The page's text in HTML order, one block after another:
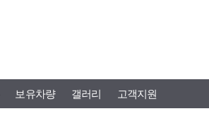
보유차량 갤러리 고객지원